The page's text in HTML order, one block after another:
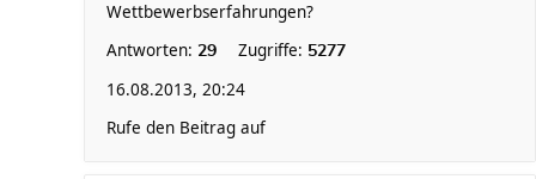
Wettbewerbserfahrungen?
Antworten: 29 Zugriffe: 5277
16.08.2013, 20:24
Rufe den Beitrag auf